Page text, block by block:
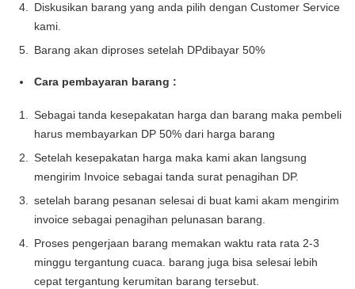
Diskusikan barang yang anda pilih dengan Customer Service
kami.
Barang akan diproses setelah DPdibayar 50%
Cara pembayaran barang :
Sebagai tanda kesepakatan harga dan barang maka pembeli
harus membayarkan DP 50% dari harga barang
Setelah kesepakatan harga maka kami akan langsung
mengirim Invoice sebagai tanda surat penagihan DP.
setelah barang pesanan selesai di buat kami akam mengirim
invoice sebagai penagihan pelunasan barang.
Proses pengerjaan barang memakan waktu rata rata 2-3
minggu tergantung cuaca. barang juga bisa selesai lebih
cepat tergantung kerumitan barang tersebut.